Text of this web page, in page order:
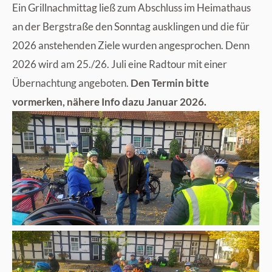
Ein Grillnachmittag ließ zum Abschluss im Heimathaus
an der Bergstraße den Sonntag ausklingen und die für
2026 anstehenden Ziele wurden angesprochen. Denn
2026 wird am 25./26. Juli eine Radtour mit einer
Übernachtung angeboten. Den Termin bitte
vormerken, nähere Info dazu Januar 2026.